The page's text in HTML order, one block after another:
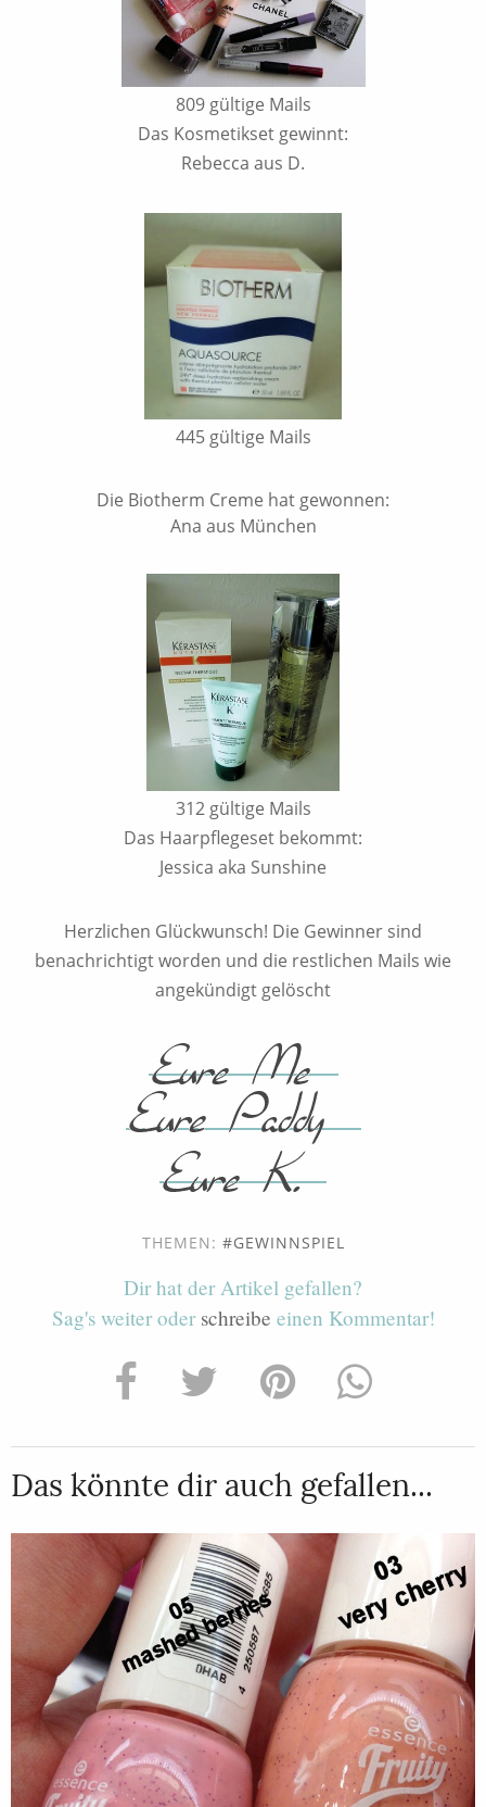
809 gültige Mails
Das Kosmetikset gewinnt:
Rebecca aus D.
445 gültige Mails
Die Biotherm Creme hat gewonnen:
Ana aus München
312 gültige Mails
Das Haarpflegeset bekommt:
Jessica aka Sunshine
Herzlichen Glückwunsch! Die Gewinner sind
benachrichtigt worden und die restlichen Mails wie
angekündigt gelöscht
THEMEN: GEWINNSPIEL
Dir hat der Artikel gefallen?
Sag's weiter oder schreibe einen Kommentar!
Das könnte dir auch gefallen...